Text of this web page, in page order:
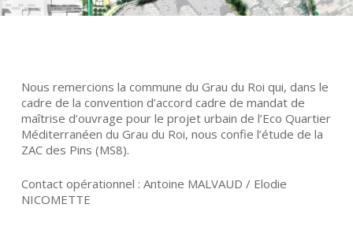
Nous remercions la commune du Grau du Roi qui, dans le
cadre de la convention d’accord cadre de mandat de
maîtrise d’ouvrage pour le projet urbain de l’Eco Quartier
Méditerranéen du Grau du Roi, nous confie l’étude de la
ZAC des Pins (MS8).
Contact opérationnel : Antoine MALVAUD / Elodie
NICOMETTE